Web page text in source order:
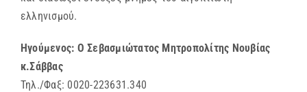
ελληνισμού.
Ηγούμενος: Ο Σεβασμιώτατος Μητροπολίτης Νουβίας
κ.Σάββας
Τηλ./Φαξ: 0020-223631.340